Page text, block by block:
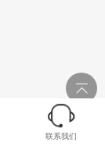
联系我们